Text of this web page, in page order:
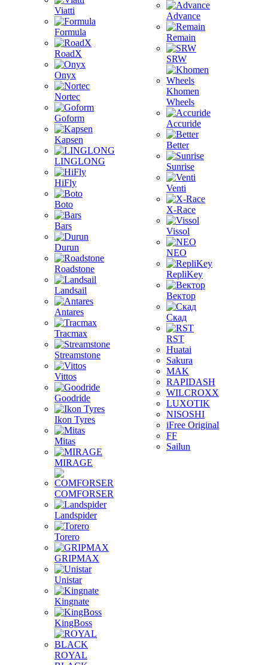
Viatti
Formula
RoadX
Onyx
Nortec
Goform
Kapsen
LINGLONG
HiFly
Boto
Bars
Durun
Roadstone
Landsail
Antares
Tracmax
Streamstone
Vittos
Goodride
Ikon Tyres
Mitas
MIRAGE
COMFORSER
Landspider
Torero
GRIPMAX
Unistar
Kingnate
KingBoss
ROYAL
Advance
Remain
SRW
Khomen
Wheels
Accuride
Better
Sunrise
Venti
X-Race
Vissol
NEO
RepliKey
Вектор
Скад
RST
Huatai
Sakura
MAK
RAPIDASH
WILCROXX
LUXOTIK
NISOSHI
iFree Original
FF
Sailun